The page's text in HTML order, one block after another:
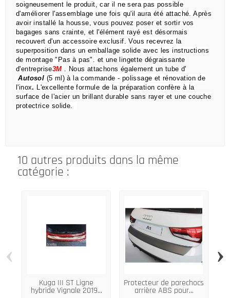
soigneusement le produit, car il ne sera pas possible
d'améliorer l'assemblage une fois qu'il aura été attaché.Après
avoir installé la housse, vous pouvez poser et sortir vos
bagages sans crainte, et l'élément rayé est désormais
recouvert d'un accessoire exclusif.Vous recevrez la
superposition dans un emballage solide avec les instructions
de montage "Pas à pas". et une lingette dégraissante
d'entreprise3M . Nous attachons également un tube d'
Autosol (5 ml) à la commande - polissage et rénovation de
l'inox. L'excellente formule de la préparation confère à la
surface de l'acier un brillant durable sans rayer et une couche
protectrice solide.
10 autres produits dans la même
catégorie :
Kuga III ST Ligne
hybride Vignale 2019...
Protecteur de parechocs
arrière ABS pour...
‹ ›